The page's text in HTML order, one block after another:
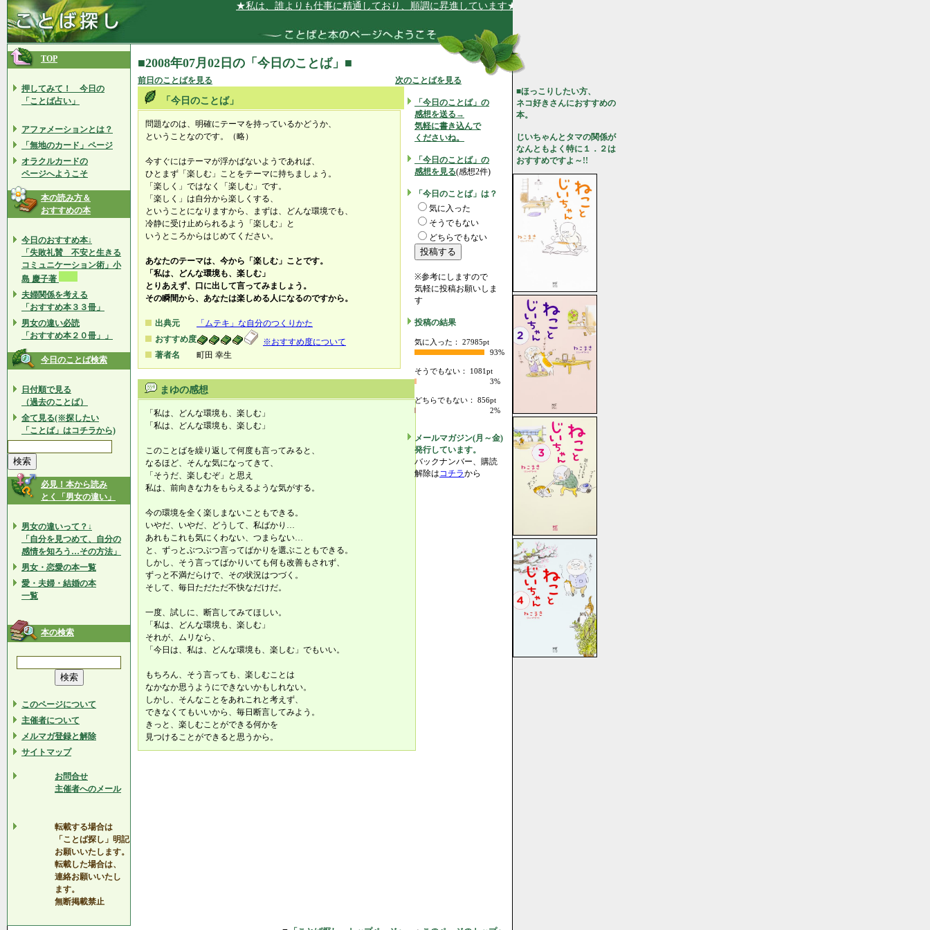
★私は、誰よりも仕事に精通しており、順調に昇進しています★
TOP
押してみて！ 今日の
「ことば占い」
アファメーションとは？
「無地のカード」ページ
オラクルカードの
ページへようこそ
本の読み方＆
おすすめの本
今日のおすすめ本↓
「失敗礼賛 不安と生きる
コミュニケーション術」小
島 慶子著
夫婦関係を考える
「おすすめ本３３冊」
男女の違い必読
「おすすめ本２０冊」」
今日のことば検索
日付順で見る
（過去のことば）
全て見る(※探したい
「ことば」はコチラから)
必見！本から読み
とく「男女の違い」
男女の違いって？↓
「自分を見つめて、自分の
感情を知ろう…その方法」
男女・恋愛の本一覧
愛・夫婦・結婚の本
一覧
本の検索
このページについて
主催者について
メルマガ登録と解除
サイトマップ
お問合せ
主催者へのメール
転載する場合は
「ことば探し」明記
お願いいたします。
転載した場合は、
連絡お願いいたし
ます。
無断掲載禁止
■2008年07月02日の「今日のことば」■
前日のことばを見る 次のことばを見る
「今日のことば」
問題なのは、明確にテーマを持っているかどうか、
ということなのです。（略）
今すぐにはテーマが浮かばないようであれば、
ひとまず「楽しむ」ことをテーマに持ちましょう。
「楽しく」ではなく「楽しむ」です。
「楽しく」は自分から楽しくする、
ということになりますから、まずは、どんな環境でも、
冷静に受け止められるよう「楽しむ」と
いうところからはじめてください。
あなたのテーマは、今から「楽しむ」ことです。
「私は、どんな環境も、楽しむ」
とりあえず、口に出して言ってみましょう。
その瞬間から、あなたは楽しめる人になるのですから。
出典元
「ムテキ」な自分のつくりかた
おすすめ度
※おすすめ度について
著者名
町田 幸生
まゆの感想
「私は、どんな環境も、楽しむ」
「私は、どんな環境も、楽しむ」
このことばを繰り返して何度も言ってみると、
なるほど、そんな気になってきて、
「そうだ、楽しむぞ」と思え
私は、前向きな力をもらえるような気がする。
今の環境を全く楽しまないこともできる。
いやだ、いやだ、どうして、私ばかり…
あれもこれも気にくわない、つまらない…
と、ずっとぶつぶつ言ってばかりを選ぶこともできる。
しかし、そう言ってばかりいても何も改善もされず、
ずっと不満だらけで、その状況はつづく。
そして、毎日ただただ不快なだけだ。
一度、試しに、断言してみてほしい。
「私は、どんな環境も、楽しむ」
それが、ムリなら、
「今日は、私は、どんな環境も、楽しむ」でもいい。
もちろん、そう言っても、楽しむことは
なかなか思うようにできないかもしれない。
しかし、そんなことをあれこれと考えず、
できなくてもいいから、毎日断言してみよう。
きっと、楽しむことができる何かを
見つけることができると思うから。
「今日のことば」の
感想を送る→
気軽に書き込んで
くださいね。
「今日のことば」の
感想を見る(感想2件)
「今日のことば」は？
気に入った
そうでもない
どちらでもない
※参考にしますので
気軽に投稿お願いしま
す
投稿の結果
気に入った： 27985pt
93%
そうでもない： 1081pt
3%
どちらでもない： 856pt
2%
メールマガジン(月～金)
発行しています。
バックナンバー、購読
解除はコチラから
■ほっこりしたい方、
ネコ好きさんにおすすめの
本。
じいちゃんとタマの関係が
なんともよく特に１．２は
おすすめですよ～!!